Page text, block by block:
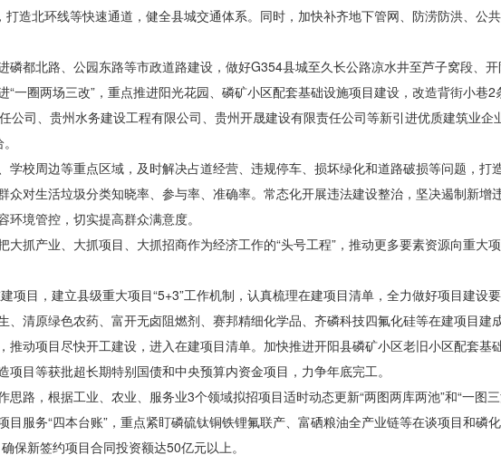
造北环线等快速通道，健全县城交通体系。同时，加快补齐地下管网、防涝防洪、公
磷都北路、公园东路等市政道路建设，做好G354县城至久长公路凉水井至芦子窝段、
一圈两场三改”，重点推进阳光花园、磷矿小区配套基础设施项目建设，改造背街小巷
公司、贵州水务建设工程有限公司、贵州开晟建设有限责任公司等新引进优质建筑业
校周边等重点区域，及时解决占道经营、违规停车、损坏绿化和道路破损等问题，打
众对生活垃圾分类知晓率、参与率、准确率。常态化开展违法建设整治，坚决遏制新增
境管控，切实提高群众满意度。
大抓产业、大抓项目、大抓招商作为经济工作的“头号工程”，推动更多要素资源向重大
项目，建立县级重大项目“5+3”工作机制，认真梳理在建项目清单，全力做好项目建设
清原绿色农药、富开无卤阻燃剂、赛邦精细化学品、齐磷科技四氟化硅等在建项目建
动项目尽快开工建设，进入在建项目清单。加快推进开阳县磷矿小区老旧小区配套基
目等获批超长期特别国债和中央预算内资金项目，力争年底完工。
路，根据工业、农业、服务业3个领域拟招项目适时动态更新“两图两库两池”和“一图
服务“四本台账”，重点紧盯磷硫钛铜铁锂氟联产、富硒粮油全产业链等在谈项目和磷
保新签约项目合同投资额达50亿元以上。